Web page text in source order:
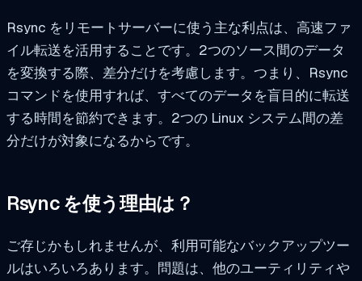
Rsync をリモートサーバーに使う主な利点は、高速ファ
イル転送を活用することです。2つのソース間のデータ
を変換する際、差分だけを考慮します。つまり、Rsync
コマンドを使用すれば、すべてのデータを盲目的に転送
する時間を節約できます。2つの Linux システム間の差
分だけが対象になるからです。
Rsync を使う理由は？
ご存じかもしれませんが、利用可能なバックアップツー
ルはいろいろあります。問題は、他のユーティリティや